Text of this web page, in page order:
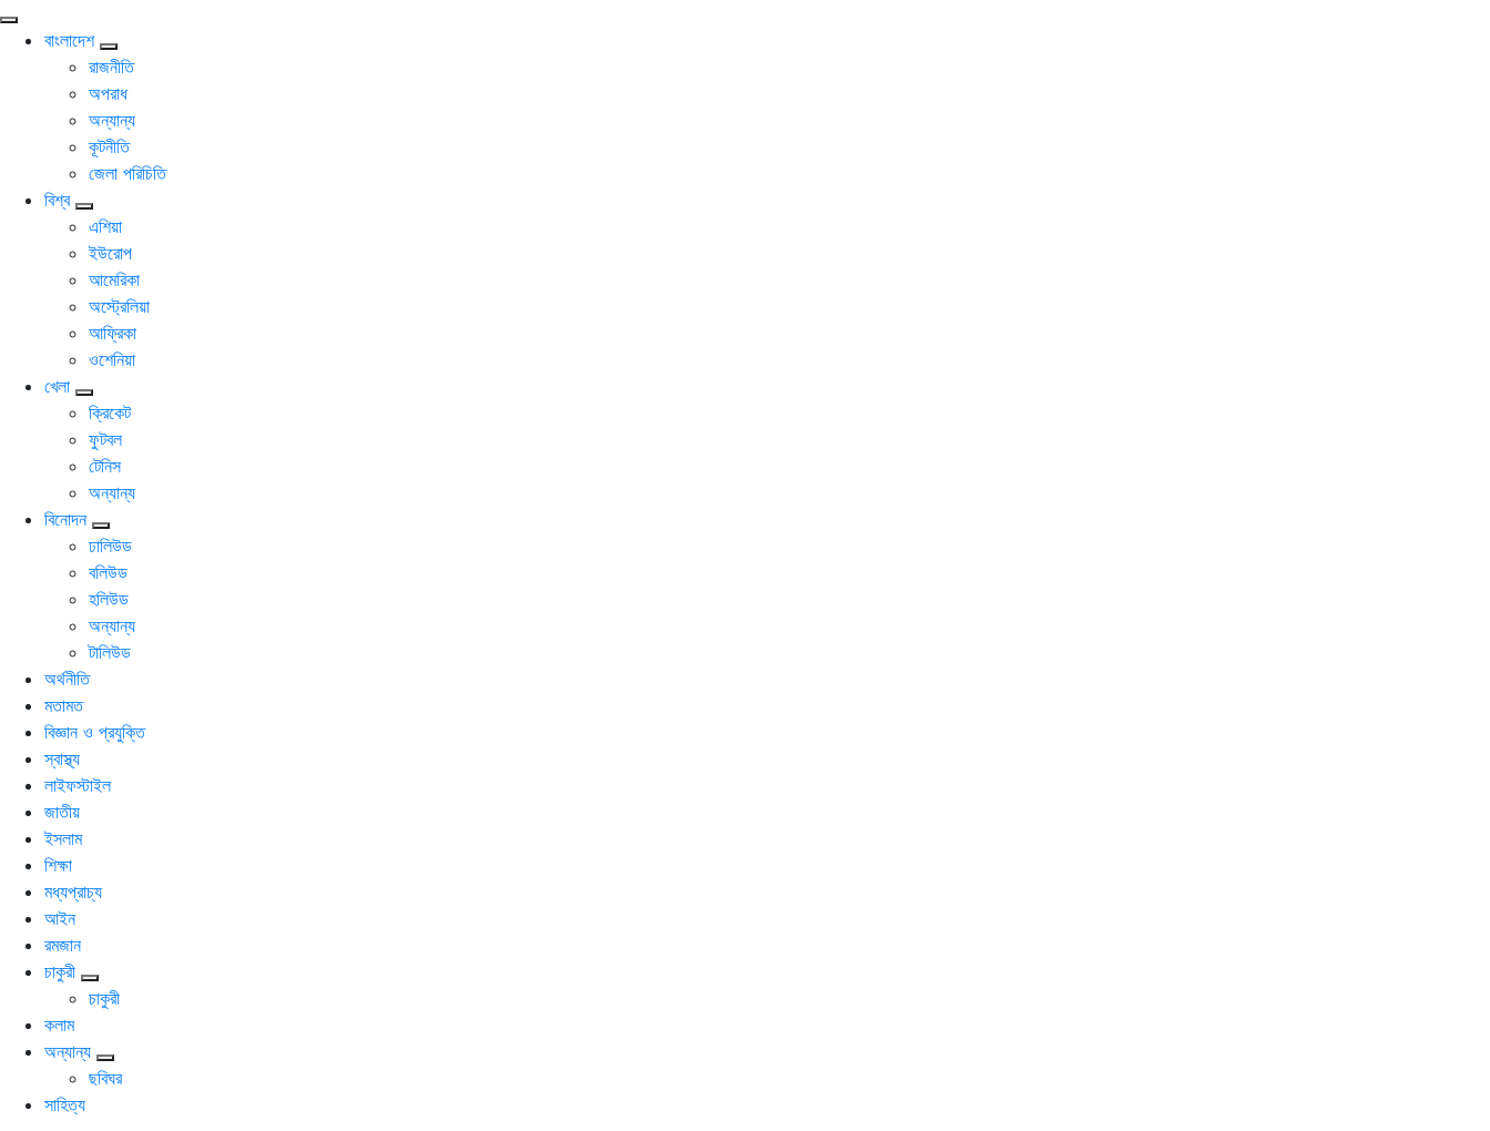
বাংলাদেশ
রাজনীতি
অপরাধ
অন্যান্য
কূটনীতি
জেলা পরিচিতি
বিশ্ব
এশিয়া
ইউরোপ
আমেরিকা
অস্ট্রেলিয়া
আফ্রিকা
ওশেনিয়া
খেলা
ক্রিকেট
ফুটবল
টেনিস
অন্যান্য
বিনোদন
ঢালিউড
বলিউড
হলিউড
অন্যান্য
টালিউড
অর্থনীতি
মতামত
বিজ্ঞান ও প্রযুক্তি
স্বাস্থ্য
লাইফস্টাইল
জাতীয়
ইসলাম
শিক্ষা
মধ্যপ্রাচ্য
আইন
রমজান
চাকুরী
চাকুরী
কলাম
অন্যান্য
ছবিঘর
সাহিত্য